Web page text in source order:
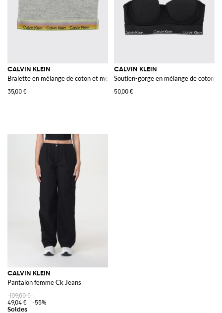
CALVIN KLEIN
Bralette en mélange de coton et modal avec dos nageur
35,00 €
CALVIN KLEIN
Soutien-gorge en mélange de coton
50,00 €
CALVIN KLEIN
Pantalon femme Ck Jeans
109,00 €
49,04 €
-55%